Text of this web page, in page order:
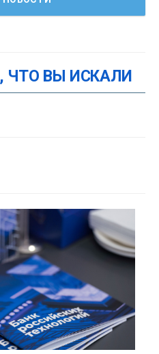
ЧТО ВЫ ИСКАЛИ